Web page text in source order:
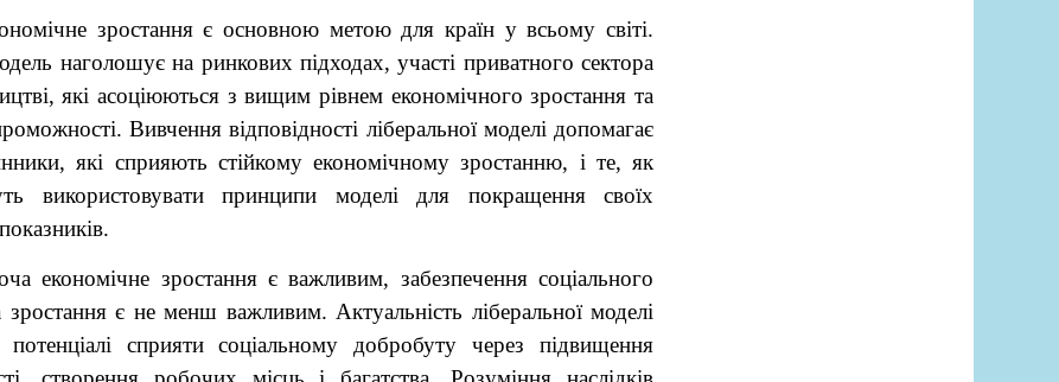
зростання є основною метою для країн у всьому світі.
наголошує на ринкових підходах, участі приватного сектора
які асоціюються з вищим рівнем економічного зростання та
Вивчення відповідності ліберальної моделі допомагає
які сприяють стійкому економічному зростанню, і те, як
використовувати принципи моделі для покращення своїх
економічне зростання є важливим, забезпечення соціального
зростання є не менш важливим. Актуальність ліберальної моделі
сприяти соціальному добробуту через підвищення